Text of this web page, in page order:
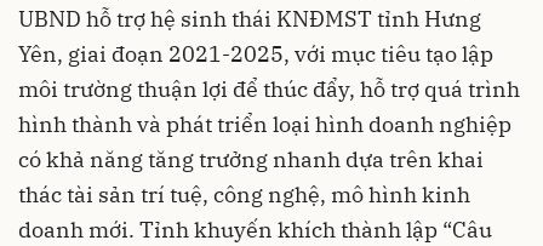
UBND hỗ trợ hệ sinh thái KNĐMST tỉnh Hưng
Yên, giai đoạn 2021-2025, với mục tiêu tạo lập
môi trường thuận lợi để thúc đẩy, hỗ trợ quá trình
hình thành và phát triển loại hình doanh nghiệp
có khả năng tăng trưởng nhanh dựa trên khai
thác tài sản trí tuệ, công nghệ, mô hình kinh
doanh mới. Tỉnh khuyến khích thành lập “Câu